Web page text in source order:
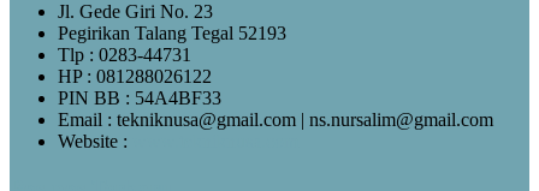
Jl. Gede Giri No. 23
Pegirikan Talang Tegal 52193
Tlp : 0283-44731
HP : 081288026122
PIN BB : 54A4BF33
Email : tekniknusa@gmail.com | ns.nursalim@gmail.com
Website :